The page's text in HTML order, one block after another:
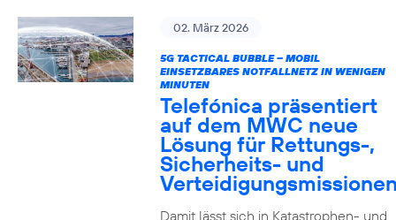
02. März 2026
5G TACTICAL BUBBLE – MOBIL
EINSETZBARES NOTFALLNETZ IN WENIGEN
MINUTEN
Telefónica präsentiert
auf dem MWC neue
Lösung für Rettungs-,
Sicherheits- und
Damit lässt sich in Katastrophen- und